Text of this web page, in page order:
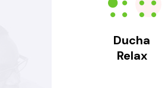
Ducha
Relax